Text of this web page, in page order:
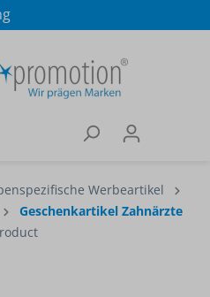
040 / 570 18 25 70
Werbeartikel
Geschenkartikel Zahnärzte